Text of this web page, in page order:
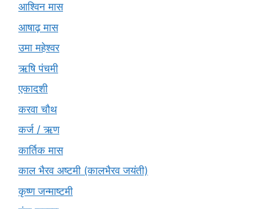
आश्विन मास
आषाढ़ मास
उमा महेश्वर
ऋषि पंचमी
एकादशी
करवा चौथ
कर्ज / ऋण
कार्तिक मास
काल भैरव अष्टमी (कालभैरव जयंती)
कृष्ण जन्माष्टमी